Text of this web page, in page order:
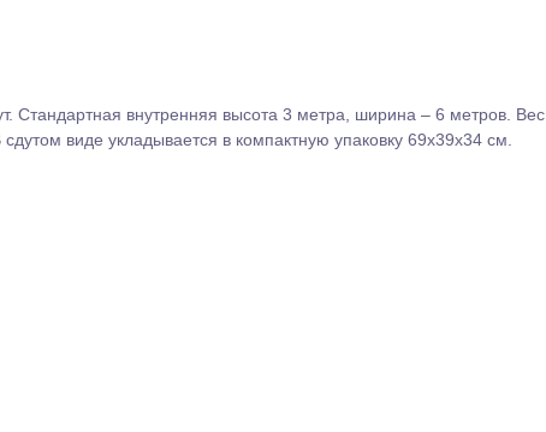
Стандартная внутренняя высота 3 метра, ширина – 6 метров. Вес
сдутом виде укладывается в компактную упаковку 69х39х34 см.